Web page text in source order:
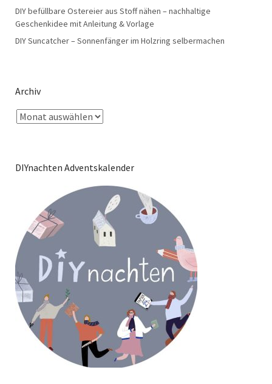
DIY befüllbare Ostereier aus Stoff nähen – nachhaltige
Geschenkidee mit Anleitung & Vorlage
DIY Suncatcher – Sonnenfänger im Holzring selbermachen
Archiv
DIYnachten Adventskalender